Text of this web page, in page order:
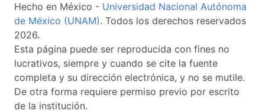
Hecho en México - Universidad Nacional Autónoma
de México (UNAM). Todos los derechos reservados
2026.
Esta página puede ser reproducida con fines no
lucrativos, siempre y cuando se cite la fuente
completa y su dirección electrónica, y no se mutile.
De otra forma requiere permiso previo por escrito
de la institución.